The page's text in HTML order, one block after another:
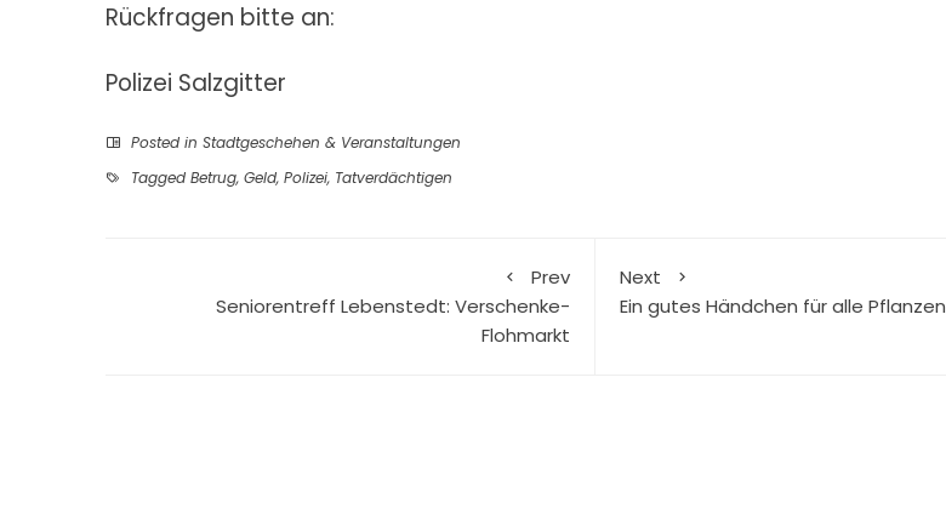
Rückfragen bitte an:
Polizei Salzgitter
Posted in Stadtgeschehen & Veranstaltungen
Tagged Betrug, Geld, Polizei, Tatverdächtigen
Prev
Seniorentreff Lebenstedt: Verschenke-
Flohmarkt
Next
Ein gutes Händchen für alle Pflanzen